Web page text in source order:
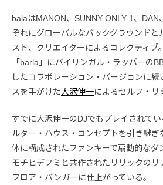
balaはMANON、SUNNY ONLY 1、DAN
ぞれにグローバルなバックグラウンドと
スト、クリエイターによるコレクティブ
「barla」にバイリンガル・ラッパーの
したコラボレーション・バージョンに続
スを手がけた大沢伸一によるセルフ・リ
すでに大沢伸一のDJでもプレイされて
ルター・ハウス・コンセプトを引き継ぎ
体に構成されたファンキーで扇動的なダ
モチヒデフミと共作されたリリックのリ
フロア・バンガーに仕上がっている。